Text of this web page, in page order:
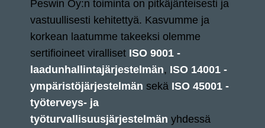
Peswin Oy:n toiminta on pitkäjänteisesti ja
vastuullisesti kehitettyä. Kasvumme ja
korkean laatumme takeeksi olemme
sertifioineet viralliset ISO 9001 -
laadunhallintajärjestelmän, ISO 14001 -
ympäristöjärjestelmän sekä ISO 45001 -
työterveys- ja
työturvallisuusjärjestelmän yhdessä